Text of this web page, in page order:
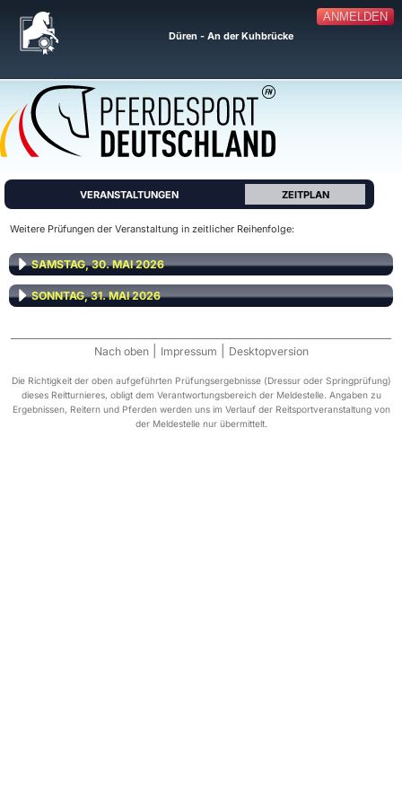
ANMELDEN
Düren - An der Kuhbrücke
VERANSTALTUNGEN ZEITPLAN
Weitere Prüfungen der Veranstaltung in zeitlicher Reihenfolge:
SAMSTAG, 30. MAI 2026
SONNTAG, 31. MAI 2026
Nach oben Impressum Desktopversion
Die Richtigkeit der oben aufgeführten Prüfungsergebnisse (Dressur oder Springprüfung)
dieses Reitturnieres, obligt dem Verantwortungsbereich der Meldestelle. Angaben zu
Ergebnissen, Reitern und Pferden werden uns im Verlauf der Reitsportveranstaltung von
der Meldestelle nur übermittelt.